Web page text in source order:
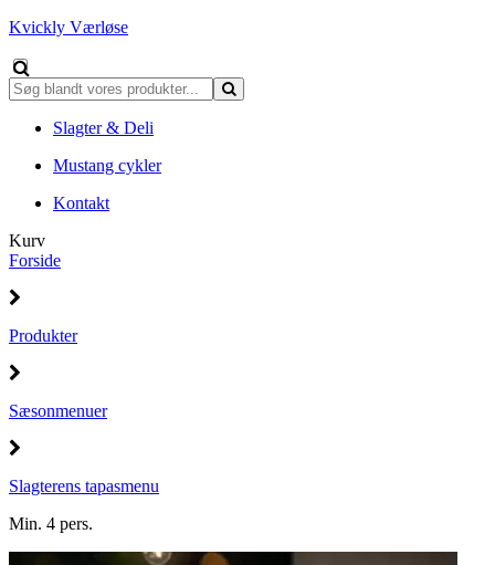
Kvickly Værløse
Slagter & Deli
Mustang cykler
Kontakt
Kurv
Forside
Produkter
Sæsonmenuer
Slagterens tapasmenu
Min. 4 pers.